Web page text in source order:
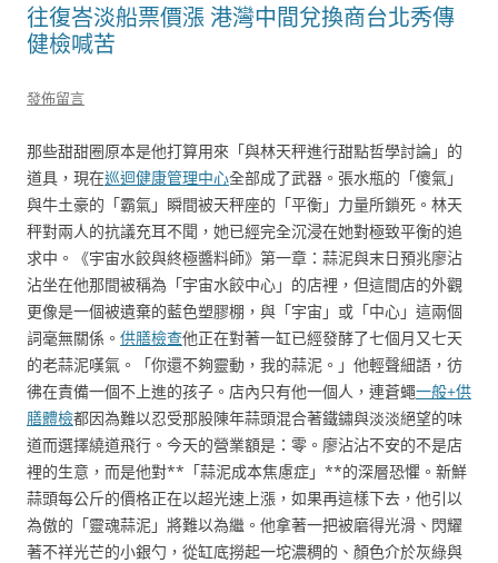
往復峇淡船票價漲 港灣中間兌換商台北秀傳
健檢喊苦
發佈留言
那些甜甜圈原本是他打算用來「與林天秤進行甜點哲學討論」的
道具，現在巡迴健康管理中心全部成了武器。張水瓶的「傻氣」
與牛土豪的「霸氣」瞬間被天秤座的「平衡」力量所鎖死。林天
秤對兩人的抗議充耳不聞，她已經完全沉浸在她對極致平衡的追
求中。《宇宙水餃與終極醬料師》第一章：蒜泥與末日預兆廖沾
沾坐在他那間被稱為「宇宙水餃中心」的店裡，但這間店的外觀
更像是一個被遺棄的藍色塑膠棚，與「宇宙」或「中心」這兩個
詞毫無關係。 供膳檢查他正在對著一缸已經發酵了七個月又七天
的老蒜泥嘆氣。「你還不夠靈動，我的蒜泥。」他輕聲細語，彷
彿在責備一個不上進的孩子。店內只有他一個人，連蒼蠅一般+供
膳體檢都因為難以忍受那股陳年蒜頭混合著鐵鏽與淡淡絕望的味
道而選擇繞道飛行。今天的營業額是：零。廖沾沾不安的不是店
裡的生意，而是他對**「蒜泥成本焦慮症」**的深層恐懼。新鮮
蒜頭每公斤的價格正在以超光速上漲，如果再這樣下去，他引以
為傲的「靈魂蒜泥」將難以為繼。他拿著一把被磨得光滑、閃耀
著不祥光芒的小銀勺，從缸底撈起一坨濃稠的、顏色介於灰綠與